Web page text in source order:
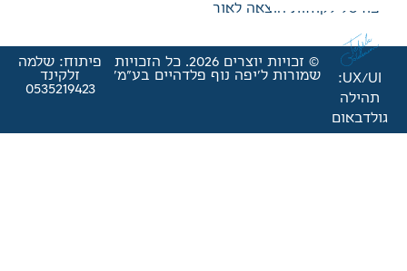
לאור
© זכויות יוצרים 2026. כל הזכויות
נוף פלדהיים בע"מ'
פיתוח: שלמה
זלקינד